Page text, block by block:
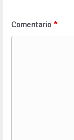
Comentario *